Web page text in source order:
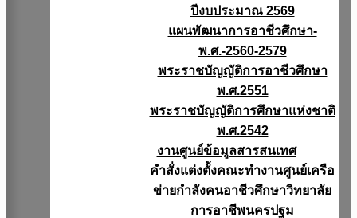
ปีงบประมาณ 2569
แผนพัฒนาการอาชีวศึกษา-
พ.ศ.-2560-2579
พระราชบัญญัติการอาชีวศึกษา
พ.ศ.2551
พระราชบัญญัติการศึกษาแห่งชาติ
พ.ศ.2542
งานศูนย์ข้อมูลสารสนเทศ
คำสั่งแต่งตั้งคณะทำงานศูนย์เครือ
ข่ายกำลังคนอาชีวศึกษาวิทยาลัย
การอาชีพนครปฐม